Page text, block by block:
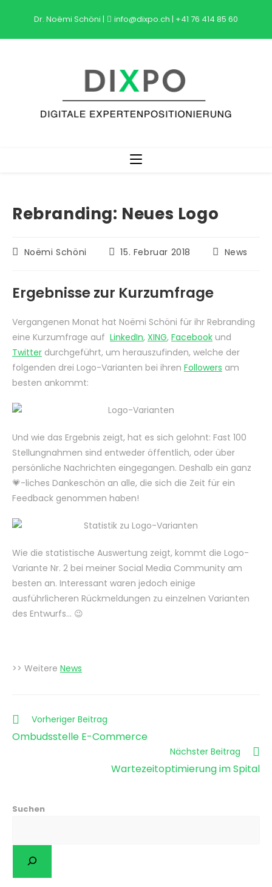
springen
Dr. Noëmi Schöni | info@dixpo.ch | +41 76 414 85 60
Rebranding: Neues Logo
Beitrags-
Noëmi Schöni
Beitrag
15. Februar 2018
Beitrags-
News
Ergebnisse zur Kurzumfrage
Vergangenen Monat hat Noëmi Schöni für ihr Rebranding
eine Kurzumfrage auf LinkedIn, XING, Facebook und
Twitter durchgeführt, um herauszufinden, welche der
folgenden drei Logo-Varianten bei ihren Followers am
besten ankommt:
Und wie das Ergebnis zeigt, hat es sich gelohnt: Fast 100
Stellungnahmen sind entweder öffentlich, oder über
persönliche Nachrichten eingegangen. Deshalb ein ganz
💗-liches Dankeschön an alle, die sich die Zeit für ein
Feedback genommen haben!
Wie die statistische Auswertung zeigt, kommt die Logo-
Variante Nr. 2 bei meiner Social Media Community am
besten an. Interessant waren jedoch einige
ausführlicheren Rückmeldungen zu einzelnen Varianten
des Entwurfs… 😉
>> Weitere News
Weitere
ansehen
Vorheriger Beitrag
Ombudsstelle E-Commerce
Nächster Beitrag
Wartezeitoptimierung im Spital
Suchen